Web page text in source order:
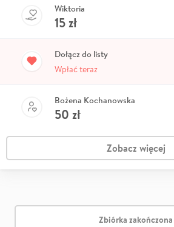
Wiktoria
15zł
Dołącz do listy
Wpłać teraz
Bożena Kochanowska
50 zł
Zobacz więcej
Zbiórka zakończona